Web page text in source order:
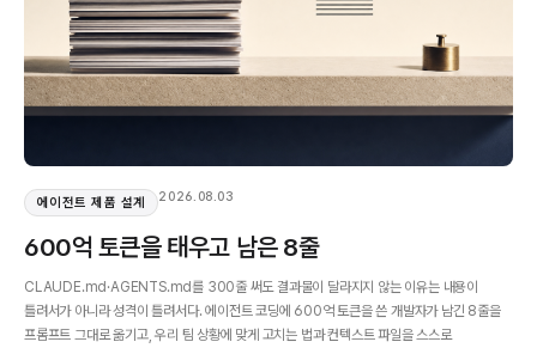
에이전트 제품 설계 2026.08.03
600억 토큰을 태우고 남은 8줄
CLAUDE.md·AGENTS.md를 300줄 써도 결과물이 달라지지 않는 이유는 내용이
틀려서가 아니라 성격이 틀려서다. 에이전트 코딩에 600억 토큰을 쓴 개발자가 남긴 8줄을
프롬프트 그대로 옮기고, 우리 팀 상황에 맞게 고치는 법과 컨텍스트 파일을 스스로